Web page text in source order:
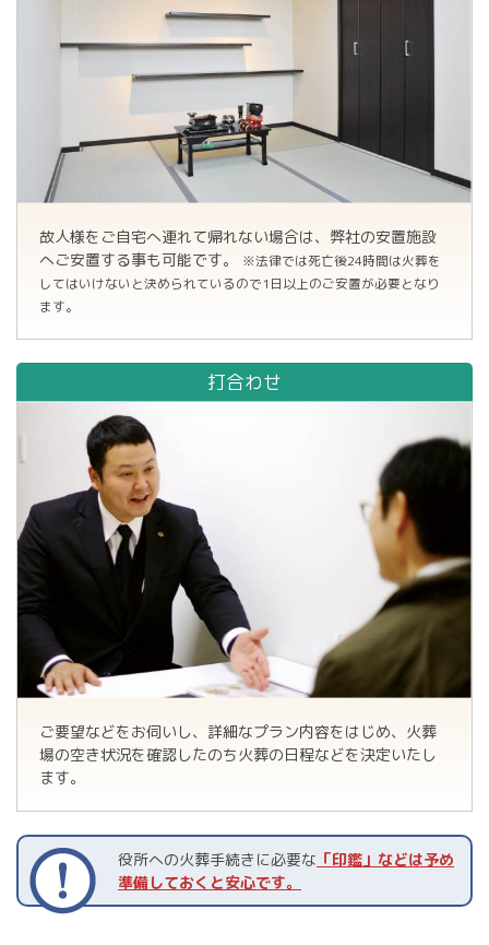
故人様をご自宅へ連れて帰れない場合は、弊社の安置施設
へご安置する事も可能です。
※法律では死亡後24時間は火葬を
してはいけないと決められているので1日以上のご安置が必要となり
ます。
打合わせ
ご要望などをお伺いし、詳細なプラン内容をはじめ、火葬
場の空き状況を確認したのち火葬の日程などを決定いたし
ます。
役所への火葬手続きに必要な 「印鑑」などは予め
準備しておくと安心です。